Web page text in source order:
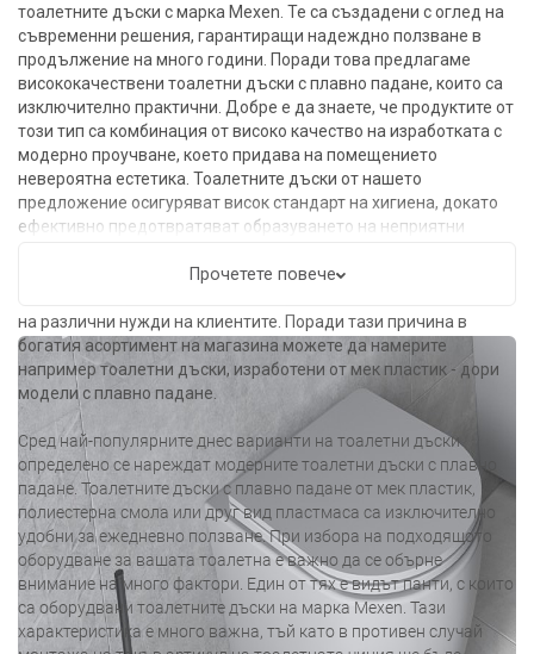
тоалетните дъски с марка Mexen. Те са създадени с оглед на
съвременни решения, гарантиращи надеждно ползване в
продължение на много години. Поради това предлагаме
висококачествени тоалетни дъски с плавно падане, които са
изключително практични. Добре е да знаете, че продуктите от
този тип са комбинация от високо качество на изработката с
модерно проучване, което придава на помещението
невероятна естетика. Тоалетните дъски от нашето
предложение осигуряват висок стандарт на хигиена, докато
ефективно предотвратяват образуването на неприятни
избирате измежду много предложения, тъй като тоалетните
на различни нужди на клиентите. Поради тази причина в
богатия асортимент на магазина можете да намерите
например тоалетни дъски, изработени от мек пластик - дори
модели с плавно падане.
Сред най-популярните днес варианти на тоалетни дъски
определено се нареждат модерните тоалетни дъски с плавно
падане. Тоалетните дъски с плавно падане от мек пластик,
полиестерна смола или друг вид пластмаса са изключително
удобни за ежедневно ползване. При избора на подходящото
оборудване за вашата тоалетна е важно да се обърне
внимание на много фактори. Един от тях е видът панти, с които
са оборудвани тоалетните дъски на марка Mexen. Тази
характеристика е много важна, тъй като в противен случай
Прочетете повече